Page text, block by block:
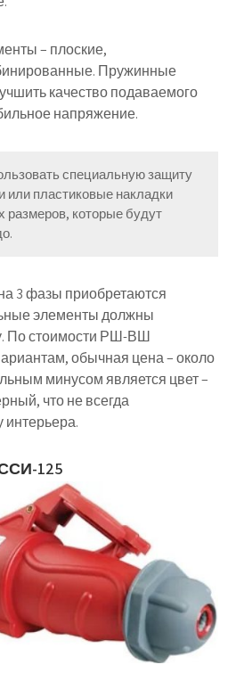
– плоские,
Пружинные
качество подаваемого
напряжение.
специальную защиту
или пластиковые накладки
размеров, которые будут
3 фазы приобретаются
элементы должны
По стоимости РШ-ВШ
обычная цена – около
минусом является цвет –
что не всегда
интерьера.
125